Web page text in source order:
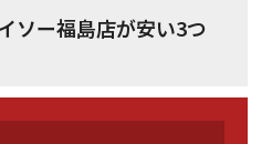
ソー福島店が安い3つ